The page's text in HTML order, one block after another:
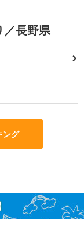
／長野県
ング